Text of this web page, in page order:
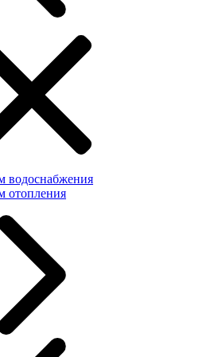
водоснабжения
отопления